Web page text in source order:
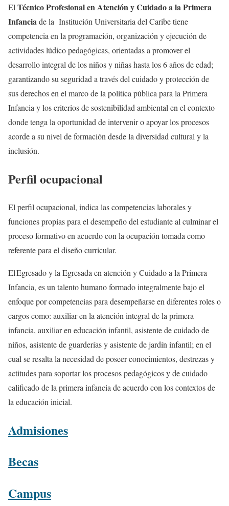
El Técnico Profesional en Atención y Cuidado a la Primera
Infanciade la Institución Universitaria del Caribe tiene
competencia en la programación, organización y ejecución de
actividades lúdico pedagógicas, orientadas a promover el
desarrollo integral de los niños y niñas hasta los 6 años de edad;
garantizando su seguridad a través del cuidado y protección de
sus derechos en el marco de la política pública para la Primera
Infancia y los criterios de sostenibilidad ambiental en el contexto
donde tenga la oportunidad de intervenir o apoyar los procesos
acorde a su nivel de formación desde la diversidad cultural y la
inclusión.
Perfil ocupacional
El perfil ocupacional, indica las competencias laborales y
funciones propias para el desempeño del estudiante al culminar el
proceso formativo en acuerdo con la ocupación tomada como
referente para el diseño curricular.
El Egresado y la Egresada en atención y Cuidado a la Primera
Infancia, es un talento humano formado integralmente bajo el
enfoque por competencias para desempeñarse en diferentes roles o
cargos como: auxiliar en la atención integral de la primera
infancia, auxiliar en educación infantil, asistente de cuidado de
niños, asistente de guarderías y asistente de jardín infantil; en el
cual se resalta la necesidad de poseer conocimientos, destrezas y
actitudes para soportar los procesos pedagógicos y de cuidado
calificado de la primera infancia de acuerdo con los contextos de
la educación inicial.
Admisiones
Becas
Campus